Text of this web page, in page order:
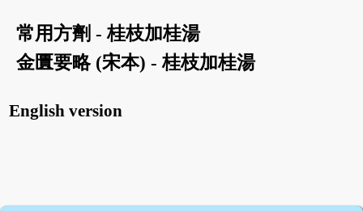
常用方劑 - 桂枝加桂湯
金匱要略 (宋本) - 桂枝加桂湯
English version